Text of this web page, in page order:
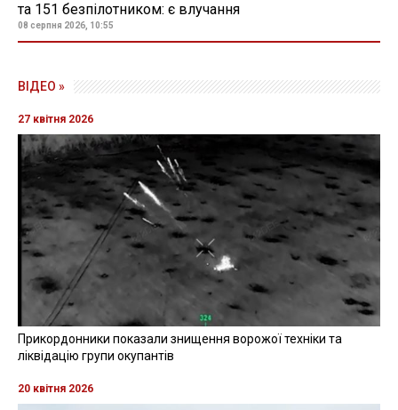
та 151 безпілотником: є влучання
08 серпня 2026, 10:55
20 травня 2025, 21:20
Водія, який на Київщині на смерть
збив 10-річну дитину, взяли під варту
фото: Нацполіція
Читайте также
на русском языке
Правоохоронці повідомили про підозру водію, який
у Бориспільському районі на смерть збив 10-річну
дівчинку. Фігуранта взяли під варту
Про цеповідомляєпресслужба Національної поліції